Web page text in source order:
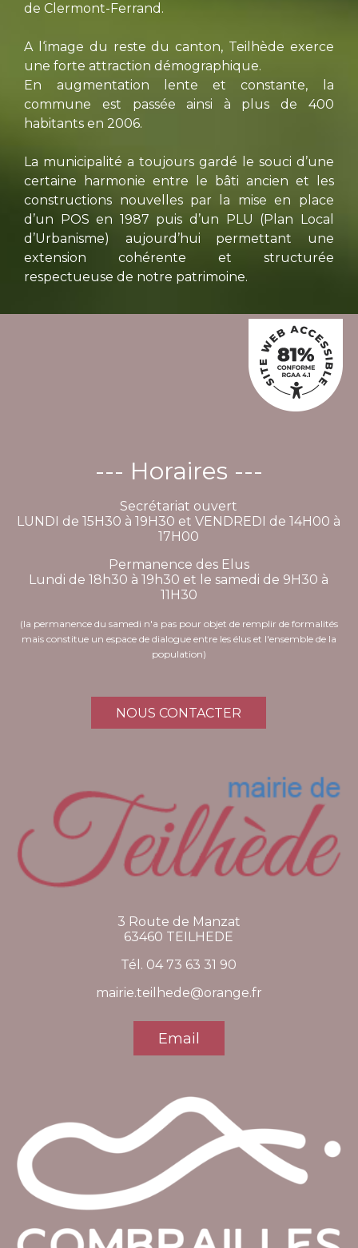
de Clermont-Ferrand.
A l‘image du reste du canton, Teilhède exerce
une forte attraction démographique.
En augmentation lente et constante, la
commune est passée ainsi à plus de 400
habitants en 2006.
La municipalité a toujours gardé le souci d’une
certaine harmonie entre le bâti ancien et les
constructions nouvelles par la mise en place
d’un POS en 1987 puis d’un PLU (Plan Local
d’Urbanisme) aujourd’hui permettant une
extension cohérente et structurée
respectueuse de notre patrimoine.
--- Horaires ---
Secrétariat ouvert
LUNDI de 15H30 à 19H30 et VENDREDI de 14H00 à
17H00
Permanence des Elus
Lundi de 18h30 à 19h30 et le samedi de 9H30 à
11H30
(la permanence du samedi n'a pas pour objet de remplir de formalités
mais constitue un espace de dialogue entre les élus et l'ensemble de la
population)
NOUS CONTACTER
3 Route de Manzat
63460 TEILHEDE
Tél. 04 73 63 31 90
mairie.teilhede@orange.fr
Email